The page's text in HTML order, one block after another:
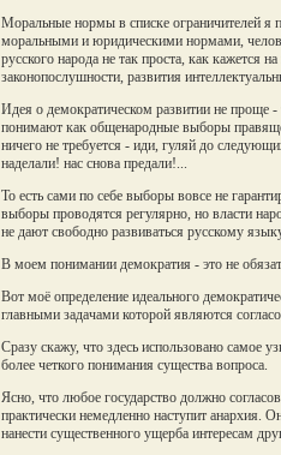
Моральные нормы в списке ограничителей я
моральными и юридическими нормами,
русского народа не так проста, как кажется
законопослушности, развития
Идея о демократическом развитии не проще
понимают как общенародные выборы
ничего не требуется - иди, гуляй до
наделали! нас снова предали!...
То есть сами по себе выборы вовсе не
выборы проводятся регулярно, но власти
не дают свободно развиваться русскому
В моем понимании демократия - это не
Вот моё определение идеального
главными задачами которой являются
Сразу скажу, что здесь использовано самое
более четкого понимания существа вопроса.
Ясно, что любое государство должно
практически немедленно наступит анархия.
нанести существенного ущерба интересам